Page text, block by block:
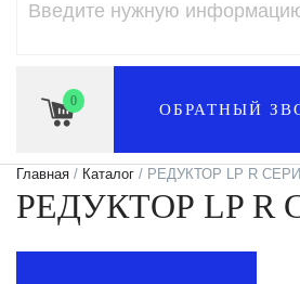
0 ОБРАТНЫЙ
Главная / Каталог / РЕДУКТОР LP R
РЕДУКТОР LP R